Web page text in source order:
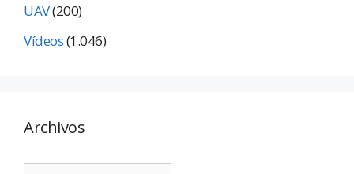
UAV(200)
Vídeos(1.046)
Archivos